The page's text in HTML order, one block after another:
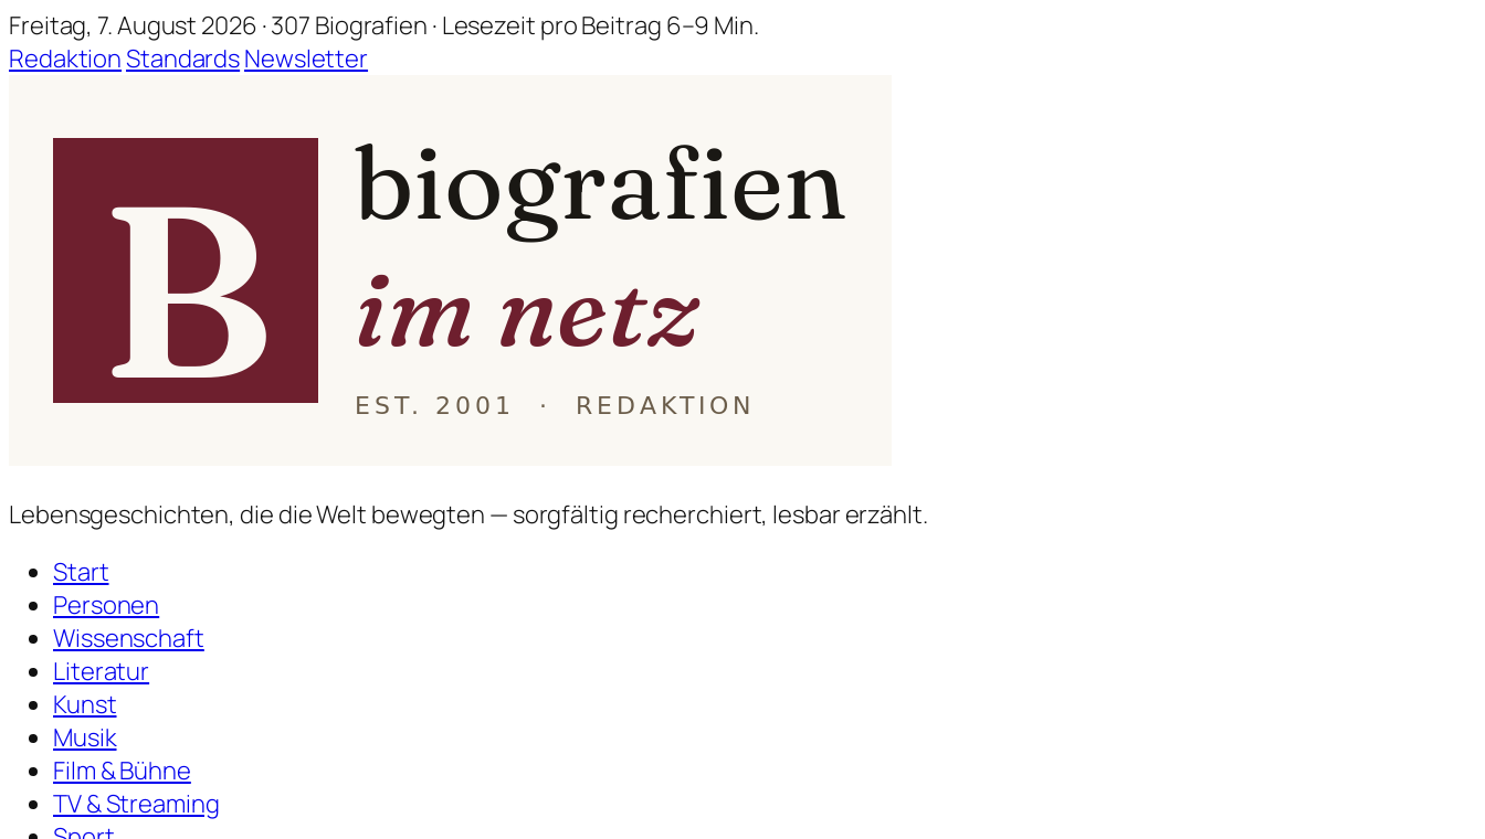
Freitag, 7. August 2026 · 307 Biografien · Lesezeit pro Beitrag 6–9 Min.
RedaktionStandardsNewsletter
Lebensgeschichten, die die Welt bewegten — sorgfältig recherchiert, lesbar erzählt.
Start
Personen
Wissenschaft
Literatur
Kunst
Musik
Film & Bühne
TV & Streaming